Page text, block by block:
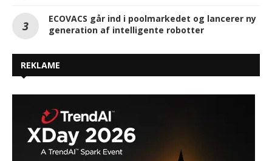
ECOVACS går ind i poolmarkedet og lancerer ny
generation af intelligente robotter
REKLAME